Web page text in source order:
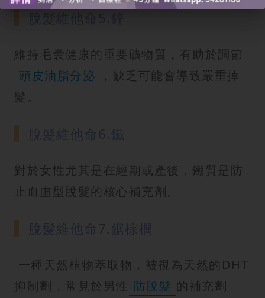
維持毛囊健康的重要礦物質，有助於調節
頭皮油脂分泌
，缺乏可能會導致嚴重掉
髮。
對於女性尤其是在經期或產後，鐵質是防
止血虛型脫髮的核心補充劑。
一種天然植物萃取物，被視為天然的DHT
抑制劑，常見於男性
防脫髮 的補充劑